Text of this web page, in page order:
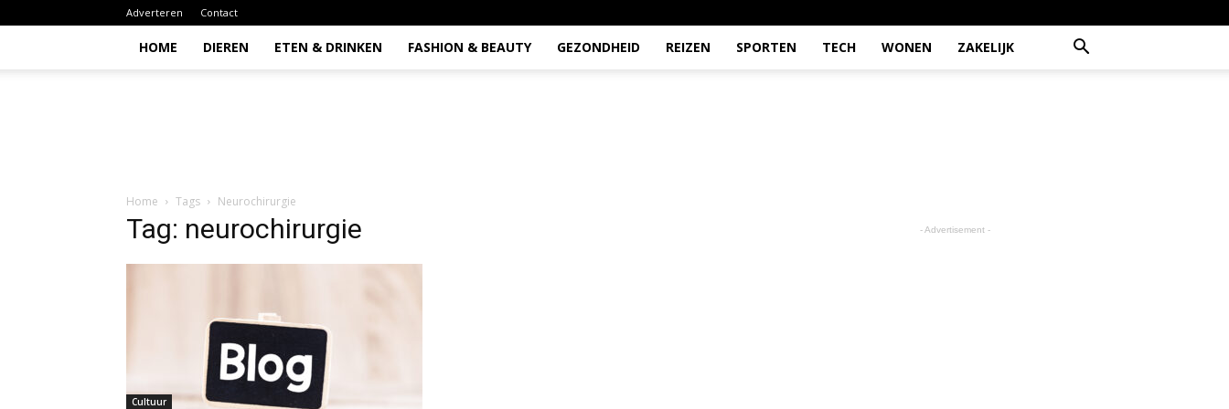
Adverteren Contact
HOME DIEREN ETEN & DRINKEN FASHION & BEAUTY GEZONDHEID REIZEN SPORTEN TECH WONEN ZAKELIJK
Home Tags Neurochirurgie
Tag: neurochirurgie
Cultuur
- Advertisement -